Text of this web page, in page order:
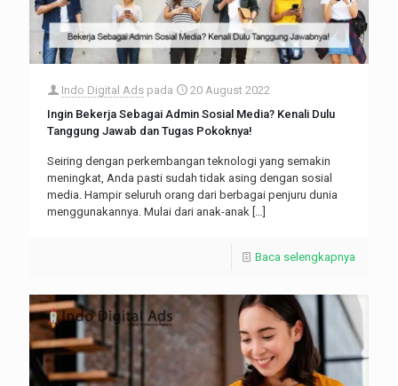
Indo Digital Ads pada
20 August 2022
Ingin Bekerja Sebagai Admin Sosial Media? Kenali Dulu
Tanggung Jawab dan Tugas Pokoknya!
Seiring dengan perkembangan teknologi yang semakin
meningkat, Anda pasti sudah tidak asing dengan sosial
media. Hampir seluruh orang dari berbagai penjuru dunia
menggunakannya. Mulai dari anak-anak […]
Baca selengkapnya